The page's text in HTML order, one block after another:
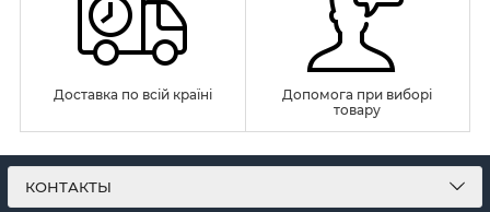
Доставка по всій країні
Допомога при виборі
товару
КОНТАКТЫ